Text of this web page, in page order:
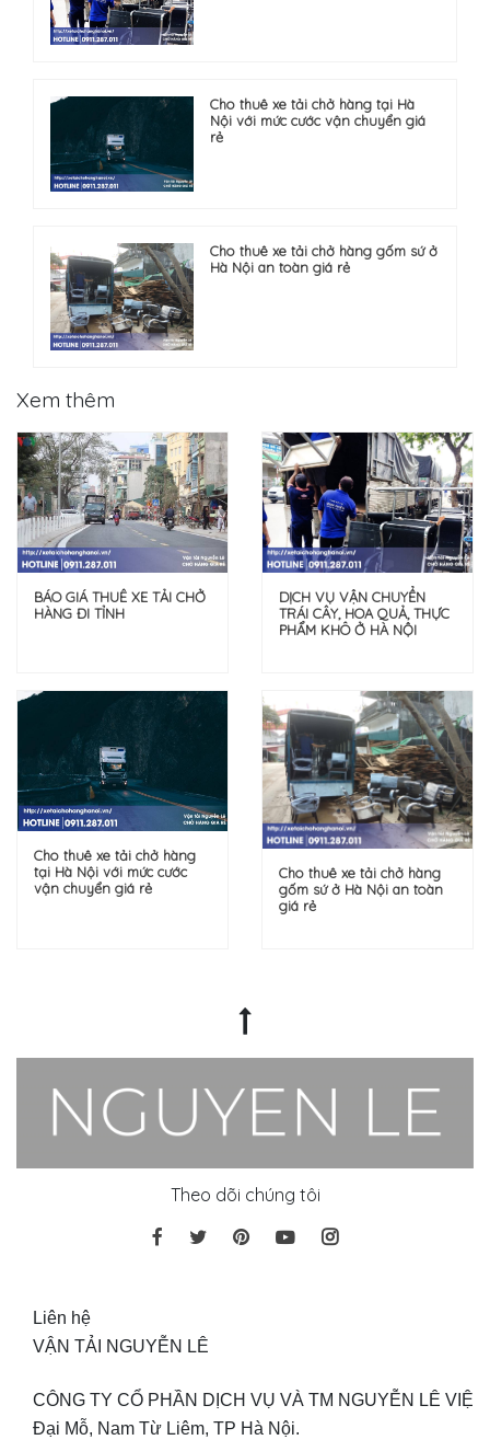
Cho thuê xe tải chở hàng tại Hà
Nội với mức cước vận chuyển giá
rẻ
Cho thuê xe tải chở hàng gốm sứ ở
Hà Nội an toàn giá rẻ
Xem thêm
BÁO GIÁ THUÊ XE TẢI CHỞ
HÀNG ĐI TỈNH
DỊCH VỤ VẬN CHUYỂN
TRÁI CÂY, HOA QUẢ, THỰC
PHẨM KHÔ Ở HÀ NỘI
Cho thuê xe tải chở hàng
tại Hà Nội với mức cước
vận chuyển giá rẻ
Cho thuê xe tải chở hàng
gốm sứ ở Hà Nội an toàn
giá rẻ
Theo dõi chúng tôi
Liên hệ
VẬN TẢI NGUYỄN LÊ
CÔNG TY CỔ PHẦN DỊCH VỤ VÀ TM NGUYỄN LÊ VIỆT
Đại Mỗ, Nam Từ Liêm, TP Hà Nội.